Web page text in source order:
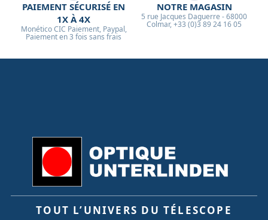
PAIEMENT SÉCURISÉ EN
1X À 4X
Monético CIC Paiement, Paypal,
Paiement en 3 fois sans frais
NOTRE MAGASIN
5 rue Jacques Daguerre - 68000
Colmar, +33 (0)3 89 24 16 05
TOUT L’UNIVERS DU TÉLESCOPE